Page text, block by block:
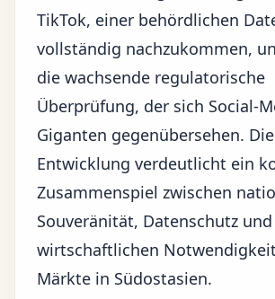
TikTok, einer behördlichen
vollständig nachzukommen,
die wachsende regulatorische
Überprüfung, der sich Social-
Giganten gegenübersehen.
Entwicklung verdeutlicht ein
Zusammenspiel zwischen
Souveränität, Datenschutz
wirtschaftlichen
Märkte in Südostasien.